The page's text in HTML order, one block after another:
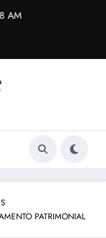
AM
PATRIMONIAL